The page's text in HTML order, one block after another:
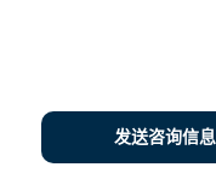
发送咨询信息